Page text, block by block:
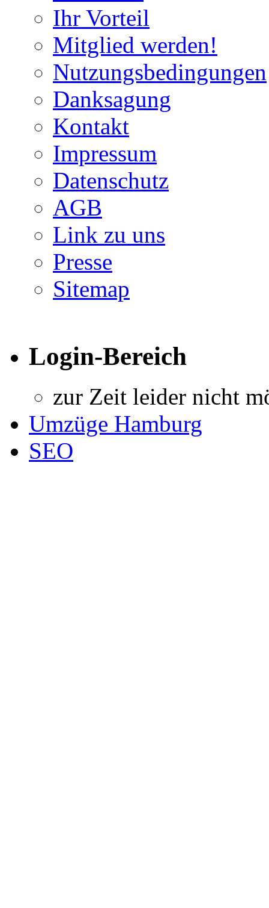
Ihr Vorteil
Mitglied werden!
Nutzungsbedingungen
Danksagung
Kontakt
Impressum
Datenschutz
AGB
Link zu uns
Presse
Sitemap
Login-Bereich
zur Zeit leider nicht
Umzüge Hamburg
SEO